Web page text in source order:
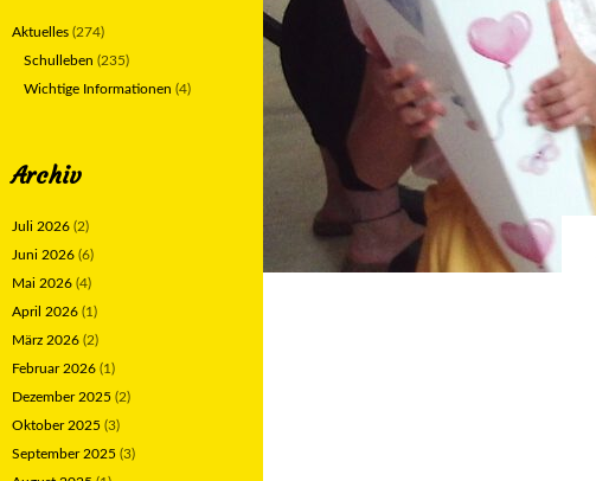
Aktuelles (274)
Schulleben (235)
Wichtige Informationen (4)
Archiv
Juli 2026 (2)
Juni 2026 (6)
Mai 2026 (4)
April 2026 (1)
März 2026 (2)
Februar 2026 (1)
Dezember 2025 (2)
Oktober 2025 (3)
September 2025 (3)